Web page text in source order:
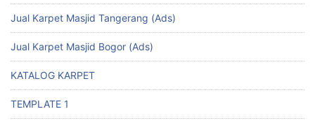
Jual Karpet Masjid Tangerang (Ads)
Jual Karpet Masjid Bogor (Ads)
KATALOG KARPET
TEMPLATE 1